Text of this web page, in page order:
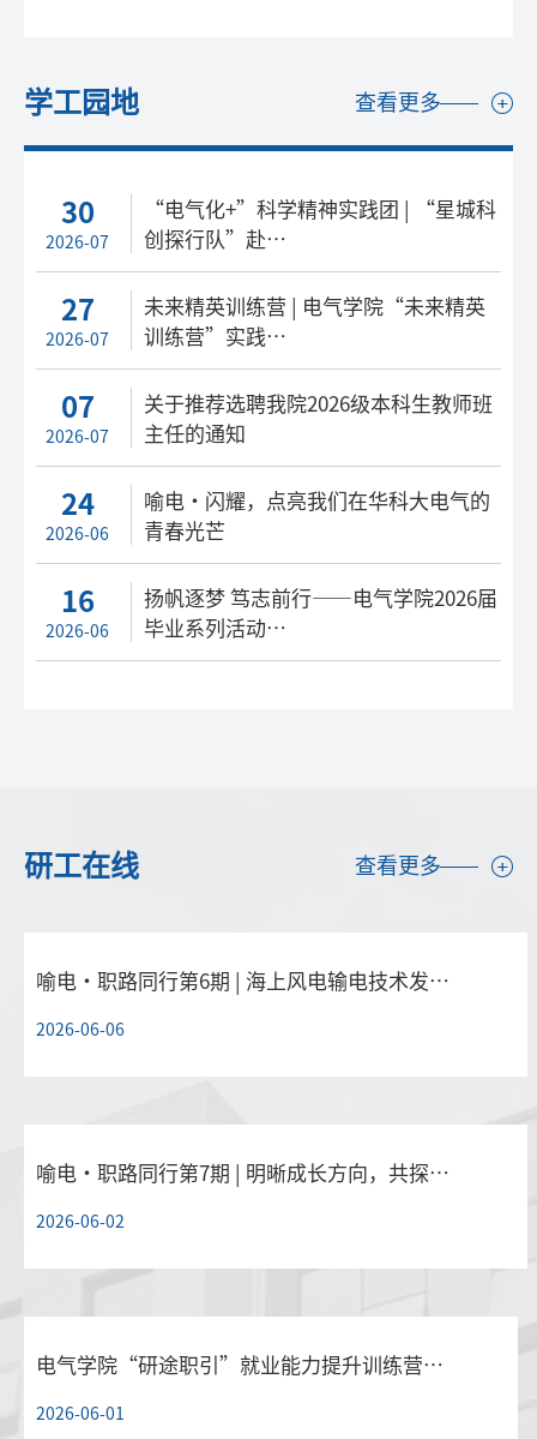
学工园地 查看更多
30
2026-07
“电气化+”科学精神实践团 | “星城科
创探行队”赴…
27
2026-07
未来精英训练营 | 电气学院“未来精英
训练营”实践…
07
2026-07
关于推荐选聘我院2026级本科生教师班
主任的通知
24
2026-06
喻电·闪耀，点亮我们在华科大电气的
青春光芒
16
2026-06
扬帆逐梦 笃志前行——电气学院2026届
毕业系列活动…
研工在线 查看更多
喻电·职路同行第6期 | 海上风电输电技术发展与青年职业…
2026-06-06
喻电·职路同行第7期 | 明晰成长方向，共探职业发展路径
2026-06-02
电气学院“研途职引”就业能力提升训练营圆满举行
2026-06-01